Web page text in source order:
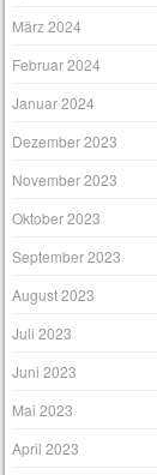
März 2024
Februar 2024
Januar 2024
Dezember 2023
November 2023
Oktober 2023
September 2023
August 2023
Juli 2023
Juni 2023
Mai 2023
April 2023